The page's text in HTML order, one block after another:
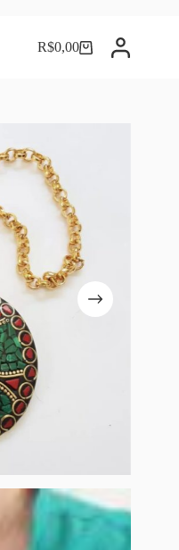
Carrinho
R$0,00